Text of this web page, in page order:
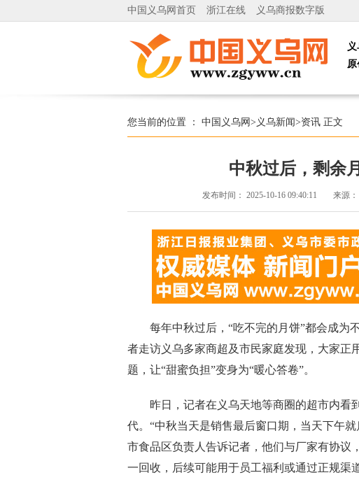
中国义乌网首页 浙江在线 义乌商报数字版
原
您当前的位置 ： 中国义乌网 > 义乌新闻>资讯 正文
中秋过后，剩余
发布时间： 2025-10-16 09:40:11 来源：
每年中秋过后，“吃不完的月饼”都会成为
者走访义乌多家商超及市民家庭发现，大家正
题，让“甜蜜负担”变身为“暖心答卷”。
昨日，记者在义乌天地等商圈的超市内看
代。“中秋当天是销售最后窗口期，当天下午
市食品区负责人告诉记者，他们与厂家有协议
一回收，后续可能用于员工福利或通过正规渠